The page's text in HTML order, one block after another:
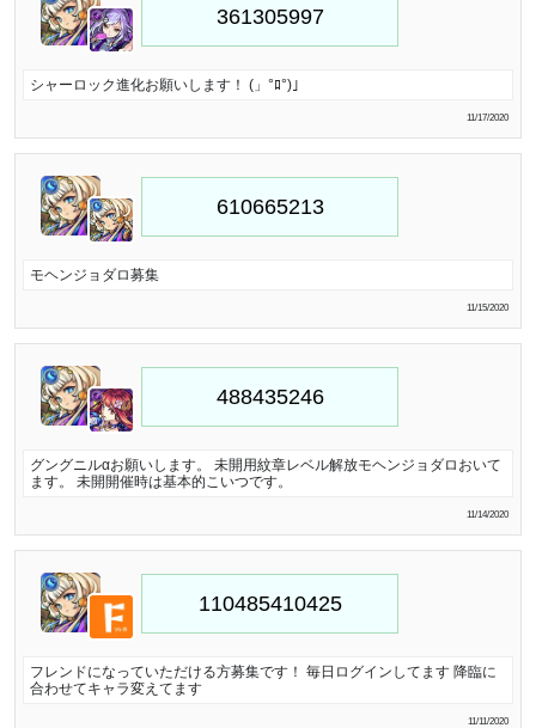
シャーロック進化お願いします！ (」°ﾛ°)｣
11/17/2020
モヘンジョダロ募集
11/15/2020
グングニルαお願いします。 未開用紋章レベル解放モヘンジョダロおいて
ます。 未開開催時は基本的こいつです。
11/14/2020
フレンドになっていただける方募集です！ 毎日ログインしてます 降臨に
合わせてキャラ変えてます
11/11/2020